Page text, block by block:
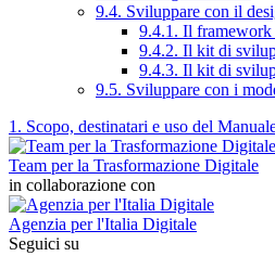
9.4. Sviluppare con il
9.4.1. Il framework
9.4.2. Il kit di
9.4.3. Il kit di
9.5. Sviluppare con i
1. Scopo, destinatari e uso del
Team per la Trasformazione Digitale
in collaborazione con
Agenzia per l'Italia Digitale
Seguici su